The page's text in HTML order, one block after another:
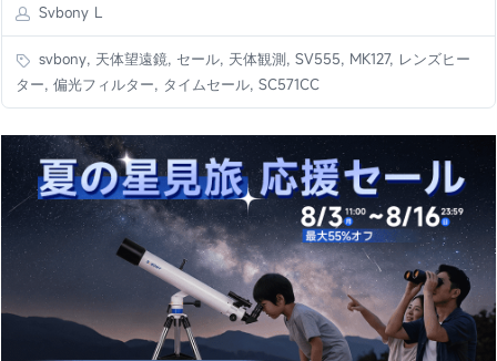
Svbony L
svbony, 天体望遠鏡, セール, 天体観測, SV555, MK127, レンズヒー
ター, 偏光フィルター, タイムセール, SC571CC